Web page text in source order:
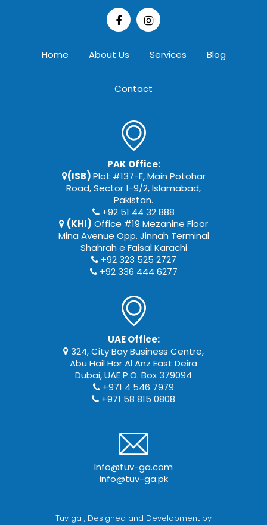
Home About Us Services Blog
Contact
PAK Office:
(ISB)Plot #137-E, Main Potohar
Road, Sector 1-9/2, Islamabad,
Pakistan.
+92 51 44 32 888
(KHI) Office #19 Mezanine Floor
Mina Avenue Opp. Jinnah Terminal
Shahrah e Faisal Karachi
+92 323 525 2727
+92 336 444 6277
UAE Office:
324, City Bay Business Centre,
Abu Hail Hor Al Anz East Deira
Dubai, UAE P.O. Box 379094
+971 4 546 7979
+971 58 815 0808
Info@tuv-ga.com
info@tuv-ga.pk
Tuv ga , Designed and Development by